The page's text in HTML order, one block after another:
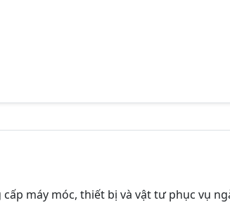
máy móc, thiết bị và vật tư phục vụ